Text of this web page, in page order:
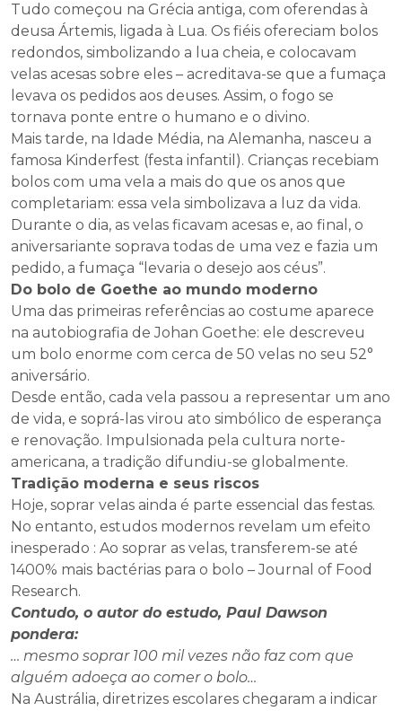
Tudo começou na Grécia antiga, com oferendas à
deusa Ártemis, ligada à Lua. Os fiéis ofereciam bolos
redondos, simbolizando a lua cheia, e colocavam
velas acesas sobre eles – acreditava-se que a fumaça
levava os pedidos aos deuses. Assim, o fogo se
tornava ponte entre o humano e o divino.
Mais tarde, na Idade Média, na Alemanha, nasceu a
famosa Kinderfest (festa infantil). Crianças recebiam
bolos com uma vela a mais do que os anos que
completariam: essa vela simbolizava a luz da vida.
Durante o dia, as velas ficavam acesas e, ao final, o
aniversariante soprava todas de uma vez e fazia um
pedido, a fumaça “levaria o desejo aos céus”.
Do bolo de Goethe ao mundo moderno
Uma das primeiras referências ao costume aparece
na autobiografia de Johan Goethe: ele descreveu
um bolo enorme com cerca de 50 velas no seu 52°
aniversário.
Desde então, cada vela passou a representar um ano
de vida, e soprá-las virou ato simbólico de esperança
e renovação. Impulsionada pela cultura norte-
americana, a tradição difundiu-se globalmente.
Tradição moderna e seus riscos
Hoje, soprar velas ainda é parte essencial das festas.
No entanto, estudos modernos revelam um efeito
inesperado : Ao soprar as velas, transferem-se até
1400% mais bactérias para o bolo – Journal of Food
Research.
Contudo, o autor do estudo, Paul Dawson
pondera:
… mesmo soprar 100 mil vezes não faz com que
alguém adoeça ao comer o bolo…
Na Austrália, diretrizes escolares chegaram a indicar